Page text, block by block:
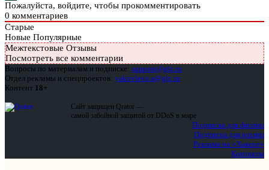
Пожалуйста, войдите, чтобы прокомментировать
0 комментариев
Старые
Новые Популярные
Межтекстовые Отзывы
Посмотреть все комментарии
Вопросы по материалам и подписке: support@glc.ru
Отдел рекламы и спецпроектов: yakovleva.a@glc.ru
Контент 18+
Сайт защищен Qrator —
самой забойной защитой от DDoS в мире
Подписка для физлиц
Подписка для юрлиц
Реклама на «Хакере»
Контакты